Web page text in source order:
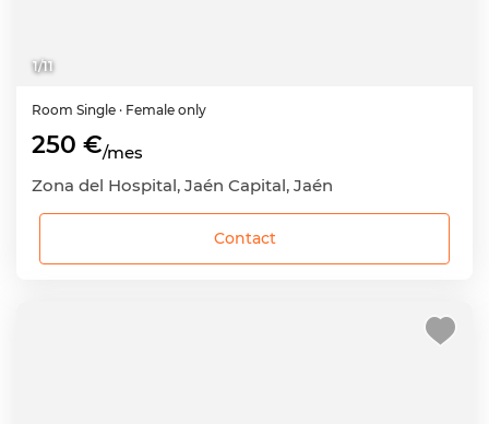
1/11
Room Single · Female only
250 €/mes
Zona del Hospital, Jaén Capital, Jaén
Contact